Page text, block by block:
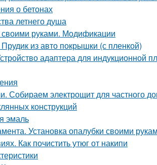
о бетонах
летнего душа
руками. Модификации
из авто покрышки (с пленкой)
адаптера для индукционной
Собираем электрощит для частного
конструкций
эмаль
Установка опалубки своими
Как почистить утюг от накипи